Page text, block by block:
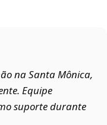
na Santa Mônica,
Equipe
suporte durante